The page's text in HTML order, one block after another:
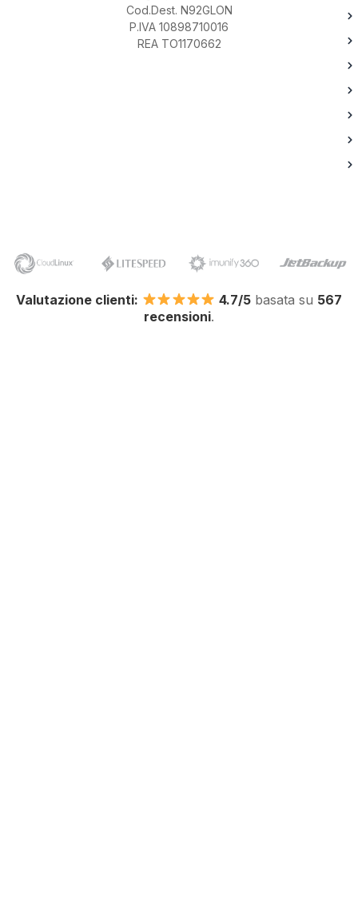
Cod.Dest. N92GLON
P.IVA 10898710016
REA TO1170662
Valutazione clienti: 4.7/5 basata su 567
recensioni.